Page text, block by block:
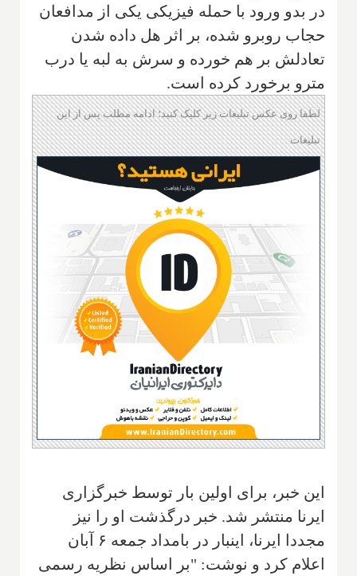
در بدو ورود با حمله فیزیکی یکی از مدافعان
حجاب روبرو شده، بر اثر هل داده شدن
تعادلش بر هم خورده و سرش به لبه یا درب
مترو برخورد کرده است.
لطفا روی عکس تبلیغات زیر کلیک کنید؛ ادامه مطلب پس از این
تبلیغات
این خبر، برای اولین بار توسط خبرگزاری
ایرنا منتشر شد. خبر درگذشت او را نیز
مجددا ایرنا، اینبار در بامداد جمعه ۶ آبان
اعلام کرد و نوشت: "بر اساس نظریه رسمی